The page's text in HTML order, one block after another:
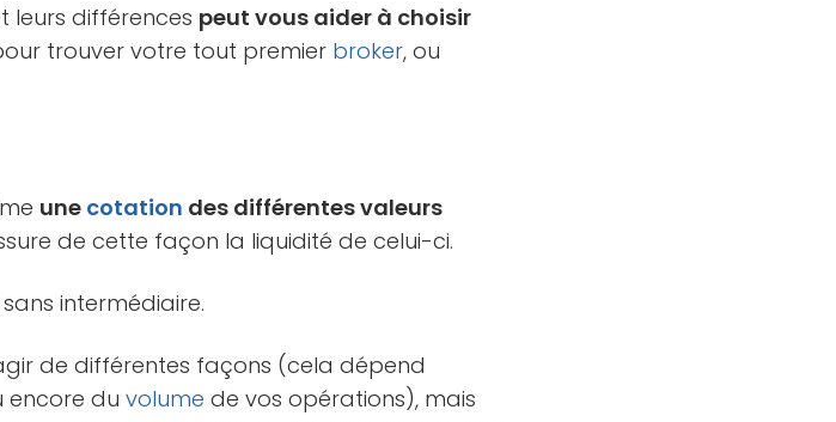
leurs différences peut vous aider à choisir
trouver votre tout premier broker, ou
une cotation des différentes valeurs
de cette façon la liquidité de celui-ci.
intermédiaire.
de différentes façons (cela dépend
encore duvolume de vos opérations), mais